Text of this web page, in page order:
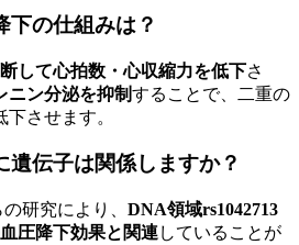
下の仕組みは？
して心拍数・心収縮力を低下さ
ニン分泌を抑制することで、二重の
させます。
遺伝子は関係しますか？
研究により、 DNA領域rs1042713
圧降下効果と関連していることが